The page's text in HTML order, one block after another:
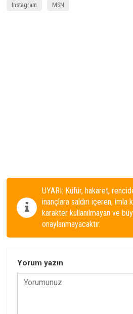
Instagram MSN
UYARI: Küfür, hakaret,
inançlara saldırı içeren, imla
karakter kullanılmayan ve
onaylanmayacaktır.
Yorum yazın